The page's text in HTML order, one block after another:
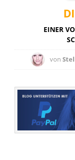
EINER
von